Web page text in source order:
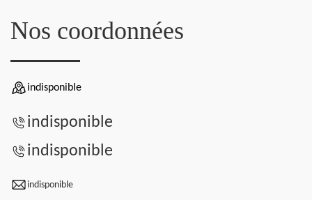
Nos coordonnées
indisponible
indisponible
indisponible
indisponible